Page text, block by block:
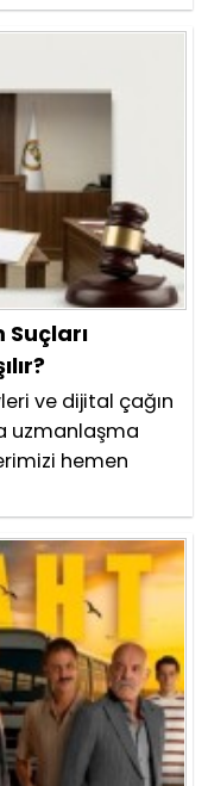
Suçları
ve dijital çağın
uzmanlaşma
hemen